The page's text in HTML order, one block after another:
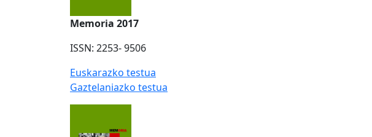
Memoria 2017
ISSN: 2253- 9506
Euskarazko testua
Gaztelaniazko testua